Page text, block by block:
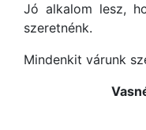
Jó alkalom lesz,
szeretnénk.
Mindenkit várunk